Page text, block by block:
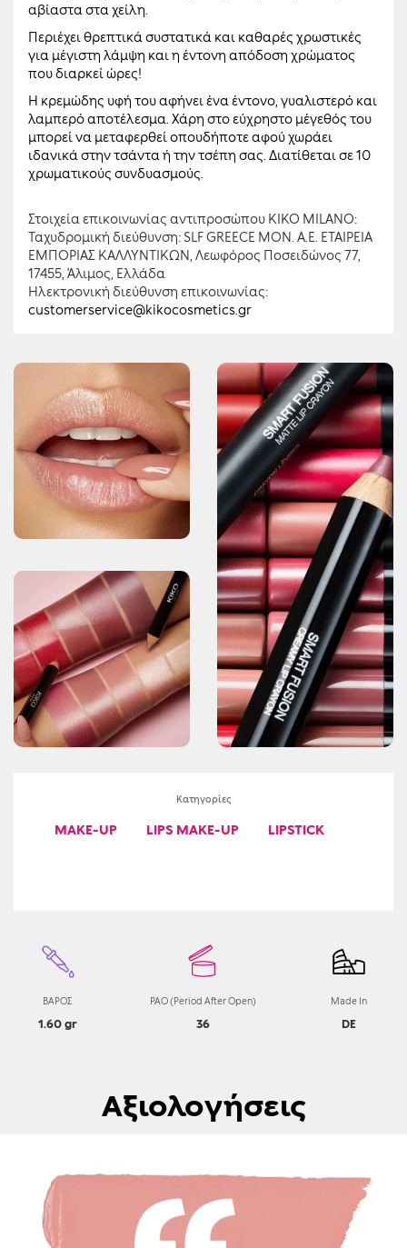
αβίαστα στα χείλη.
Περιέχει θρεπτικά συστατικά και καθαρές χρωστικές
για μέγιστη λάμψη και η έντονη απόδοση χρώματος
που διαρκεί ώρες!
Η κρεμώδης υφή του αφήνει ένα έντονο, γυαλιστερό και
λαμπερό αποτέλεσμα. Χάρη στο εύχρηστο μέγεθός του
μπορεί να μεταφερθεί οπουδήποτε αφού χωράει
ιδανικά στην τσάντα ή την τσέπη σας. Διατίθεται σε 10
χρωματικούς συνδυασμούς.
Στοιχεία επικοινωνίας αντιπροσώπου KIKO MILANO:
Ταχυδρομική διεύθυνση: SLF GREECE ΜΟΝ. Α.Ε. ΕΤΑΙΡΕΙΑ
ΕΜΠΟΡΙΑΣ ΚΑΛΛΥΝΤΙΚΩΝ, Λεωφόρος Ποσειδώνος 77,
17455, Άλιμος, Ελλάδα
Ηλεκτρονική διεύθυνση επικοινωνίας:
customerservice@kikocosmetics.gr
Κατηγορίες
MAKE-UP LIPS MAKE-UP LIPSTICK
ΒΑΡΟΣ
1.60 gr
PAO (Period After Open)
36
Made In
DE
Αξιολογήσεις